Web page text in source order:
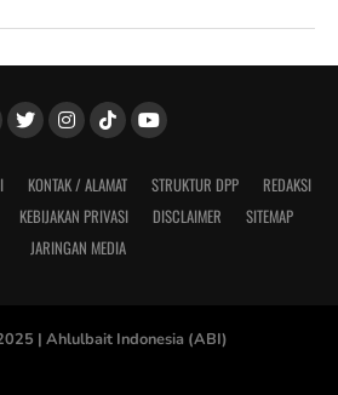
KONTAK / ALAMAT STRUKTUR DPP
REDAKSI
KEBIJAKAN PRIVASI DISCLAIMER
SITEMAP
JARINGAN MEDIA
| Ahlulbait Indonesia (ABI)